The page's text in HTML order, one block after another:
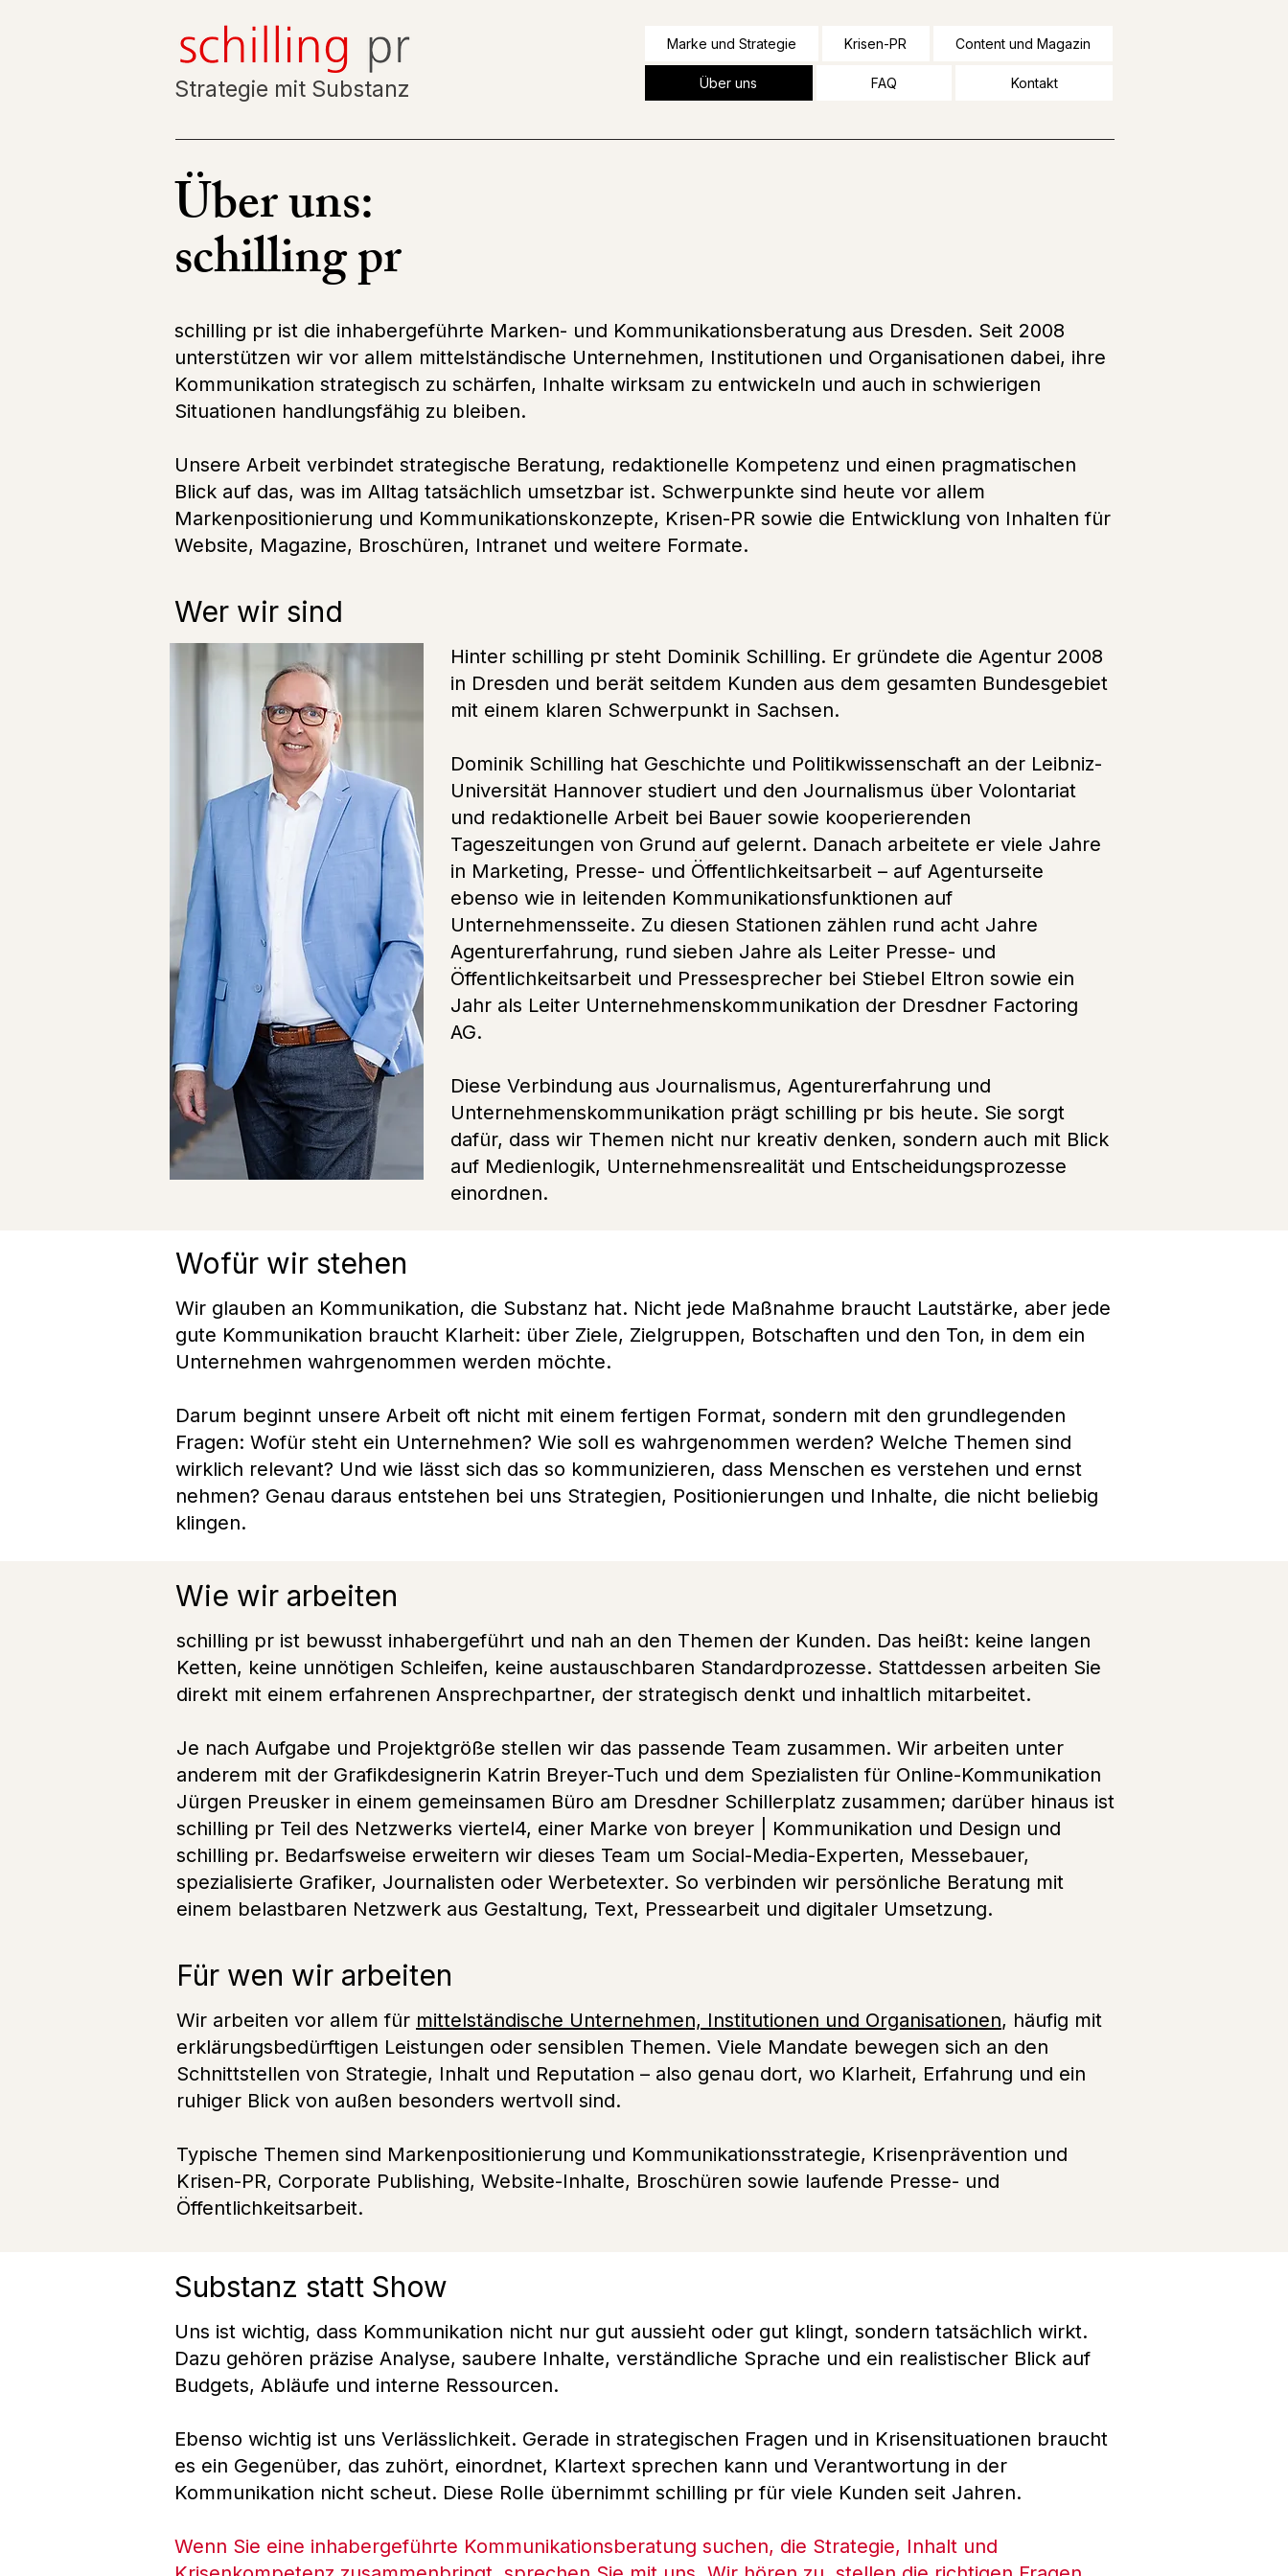
Strategie mit Substanz
Marke und Strategie Krisen-PR Content und Magazin
Über uns FAQ Kontakt
Über uns:
schilling pr
schilling pr ist die inhabergeführte Marken- und Kommunikationsberatung aus Dresden. Seit 2008
unterstützen wir vor allem mittelständische Unternehmen, Institutionen und Organisationen dabei, ihre
Kommunikation strategisch zu schärfen, Inhalte wirksam zu entwickeln und auch in schwierigen
Situationen handlungsfähig zu bleiben.
Unsere Arbeit verbindet strategische Beratung, redaktionelle Kompetenz und einen pragmatischen
Blick auf das, was im Alltag tatsächlich umsetzbar ist. Schwerpunkte sind heute vor allem
Markenpositionierung und Kommunikationskonzepte, Krisen-PR sowie die Entwicklung von Inhalten für
Website, Magazine, Broschüren, Intranet und weitere Formate.
Wer wir sind
Hinter schilling pr steht Dominik Schilling. Er gründete die Agentur 2008
in Dresden und berät seitdem Kunden aus dem gesamten Bundesgebiet
mit einem klaren Schwerpunkt in Sachsen.
Dominik Schilling hat Geschichte und Politikwissenschaft an der Leibniz-
Universität Hannover studiert und den Journalismus über Volontariat
und redaktionelle Arbeit bei Bauer sowie kooperierenden
Tageszeitungen von Grund auf gelernt. Danach arbeitete er viele Jahre
in Marketing, Presse- und Öffentlichkeitsarbeit – auf Agenturseite
ebenso wie in leitenden Kommunikationsfunktionen auf
Unternehmensseite. Zu diesen Stationen zählen rund acht Jahre
Agenturerfahrung, rund sieben Jahre als Leiter Presse- und
Öffentlichkeitsarbeit und Pressesprecher bei Stiebel Eltron sowie ein
Jahr als Leiter Unternehmenskommunikation der Dresdner Factoring
AG.
Diese Verbindung aus Journalismus, Agenturerfahrung und
Unternehmenskommunikation prägt schilling pr bis heute. Sie sorgt
dafür, dass wir Themen nicht nur kreativ denken, sondern auch mit Blick
auf Medienlogik, Unternehmensrealität und Entscheidungsprozesse
einordnen.
Wofür wir stehen
Wir glauben an Kommunikation, die Substanz hat. Nicht jede Maßnahme braucht Lautstärke, aber jede
gute Kommunikation braucht Klarheit: über Ziele, Zielgruppen, Botschaften und den Ton, in dem ein
Unternehmen wahrgenommen werden möchte.
Darum beginnt unsere Arbeit oft nicht mit einem fertigen Format, sondern mit den grundlegenden
Fragen: Wofür steht ein Unternehmen? Wie soll es wahrgenommen werden? Welche Themen sind
wirklich relevant? Und wie lässt sich das so kommunizieren, dass Menschen es verstehen und ernst
nehmen? Genau daraus entstehen bei uns Strategien, Positionierungen und Inhalte, die nicht beliebig
klingen.
Wie wir arbeiten
schilling pr ist bewusst inhabergeführt und nah an den Themen der Kunden. Das heißt: keine langen
Ketten, keine unnötigen Schleifen, keine austauschbaren Standardprozesse. Stattdessen arbeiten Sie
direkt mit einem erfahrenen Ansprechpartner, der strategisch denkt und inhaltlich mitarbeitet.
Je nach Aufgabe und Projektgröße stellen wir das passende Team zusammen. Wir arbeiten unter
anderem mit der Grafikdesignerin Katrin Breyer-Tuch und dem Spezialisten für Online-Kommunikation
Jürgen Preusker in einem gemeinsamen Büro am Dresdner Schillerplatz zusammen; darüber hinaus ist
schilling pr Teil des Netzwerks viertel4, einer Marke von breyer | Kommunikation und Design und
schilling pr. Bedarfsweise erweitern wir dieses Team um Social-Media-Experten, Messebauer,
spezialisierte Grafiker, Journalisten oder Werbetexter. So verbinden wir persönliche Beratung mit
einem belastbaren Netzwerk aus Gestaltung, Text, Pressearbeit und digitaler Umsetzung.
Für wen wir arbeiten
Wir arbeiten vor allem für mittelständische Unternehmen, Institutionen und Organisationen, häufig mit
erklärungsbedürftigen Leistungen oder sensiblen Themen. Viele Mandate bewegen sich an den
Schnittstellen von Strategie, Inhalt und Reputation – also genau dort, wo Klarheit, Erfahrung und ein
ruhiger Blick von außen besonders wertvoll sind.
Typische Themen sind Markenpositionierung und Kommunikationsstrategie, Krisenprävention und
Krisen-PR, Corporate Publishing, Website-Inhalte, Broschüren sowie laufende Presse- und
Öffentlichkeitsarbeit.
Substanz statt Show
Uns ist wichtig, dass Kommunikation nicht nur gut aussieht oder gut klingt, sondern tatsächlich wirkt.
Dazu gehören präzise Analyse, saubere Inhalte, verständliche Sprache und ein realistischer Blick auf
Budgets, Abläufe und interne Ressourcen.
Ebenso wichtig ist uns Verlässlichkeit. Gerade in strategischen Fragen und in Krisensituationen braucht
es ein Gegenüber, das zuhört, einordnet, Klartext sprechen kann und Verantwortung in der
Kommunikation nicht scheut. Diese Rolle übernimmt schilling pr für viele Kunden seit Jahren.
Wenn Sie eine inhabergeführte Kommunikationsberatung suchen, die Strategie, Inhalt und